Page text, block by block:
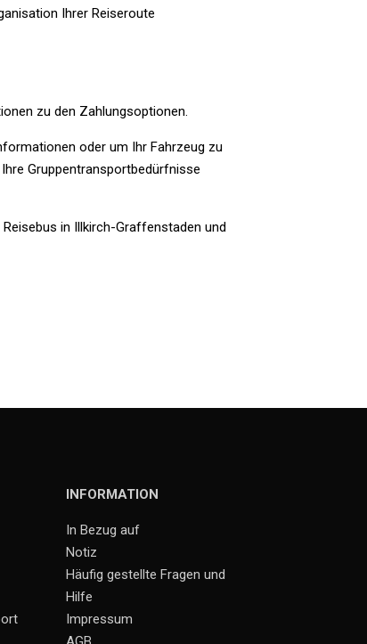
Ihrer Reiseroute
zu den Zahlungsoptionen.
oder um Ihr Fahrzeug zu
Gruppentransportbedürfnisse
in Illkirch-Graffenstaden und
INFORMATION
In Bezug auf
Notiz
Häufig gestellte Fragen und
Hilfe
Impressum